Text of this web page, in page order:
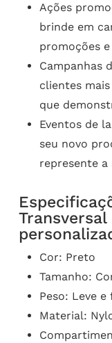
Ações
brinde em
promoções
Campanhas
clientes
que
Eventos de
seu novo
represente a
Transversal
Cor: Preto
Tamanho:
Peso: Leve
Material: